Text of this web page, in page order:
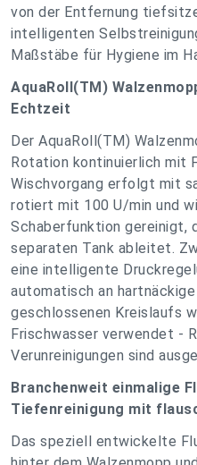
von der Entfernung
intelligenten
Maßstäbe für Hygiene im
AquaRoll(TM)
Echtzeit
Der AquaRoll(TM)
Rotation kontinuierlich mit
Wischvorgang erfolgt mit
rotiert mit 100 U/min und
Schaberfunktion gereinigt,
separaten Tank ableitet.
eine intelligente
automatisch an
geschlossenen Kreislaufs
Frischwasser verwendet -
Verunreinigungen sind
Branchenweit einmalige
Tiefenreinigung mit
Das speziell entwickelte